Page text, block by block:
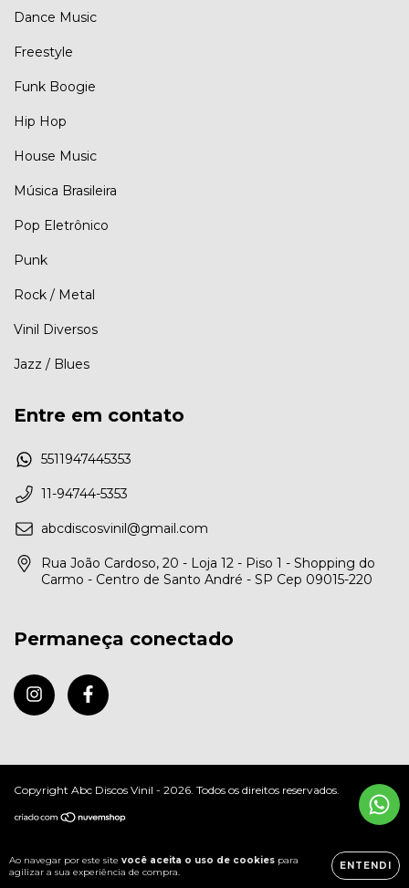
Ao navegar por este site você aceita o uso de cookies para
agilizar a sua experiência de compra.
ENTENDI
Dance Music
Freestyle
Funk Boogie
Hip Hop
House Music
Música Brasileira
Pop Eletrônico
Punk
Rock / Metal
Vinil Diversos
Jazz / Blues
Entre em contato
5511947445353
11-94744-5353
abcdiscosvinil@gmail.com
Rua João Cardoso, 20 - Loja 12 - Piso 1 - Shopping do
Carmo - Centro de Santo André - SP Cep 09015-220
Permaneça conectado
Copyright Abc Discos Vinil - 2026. Todos os direitos reservados.